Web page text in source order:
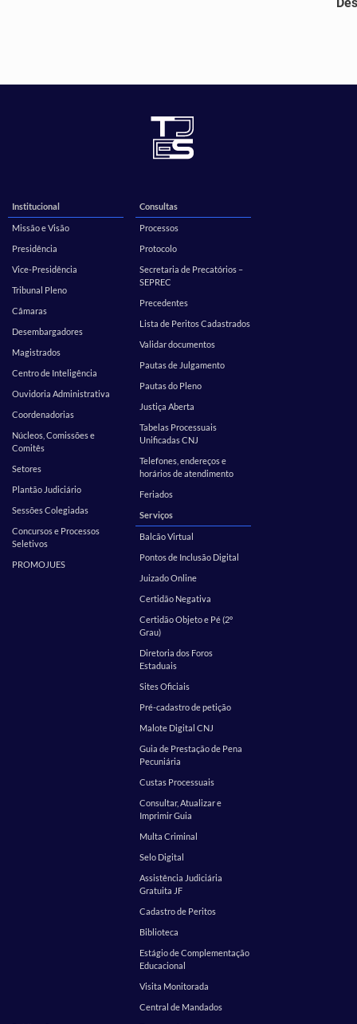
Institucional
Missão e Visão
Presidência
Vice-Presidência
Tribunal Pleno
Câmaras
Desembargadores
Magistrados
Centro de Inteligência
Ouvidoria Administrativa
Coordenadorias
Núcleos, Comissões e
Comitês
Setores
Plantão Judiciário
Sessões Colegiadas
Concursos e Processos
Seletivos
PROMOJUES
Consultas
Processos
Protocolo
Secretaria de Precatórios –
SEPREC
Precedentes
Lista de Peritos Cadastrados
Validar documentos
Pautas de Julgamento
Pautas do Pleno
Justiça Aberta
Tabelas Processuais
Unificadas CNJ
Telefones, endereços e
horários de atendimento
Feriados
Serviços
Balcão Virtual
Pontos de Inclusão Digital
Juizado Online
Certidão Negativa
Certidão Objeto e Pé (2º
Grau)
Diretoria dos Foros
Estaduais
Sites Oficiais
Pré-cadastro de petição
Malote Digital CNJ
Guia de Prestação de Pena
Pecuniária
Custas Processuais
Consultar, Atualizar e
Imprimir Guia
Multa Criminal
Selo Digital
Assistência Judiciária
Gratuita JF
Cadastro de Peritos
Biblioteca
Estágio de Complementação
Educacional
Visita Monitorada
Central de Mandados